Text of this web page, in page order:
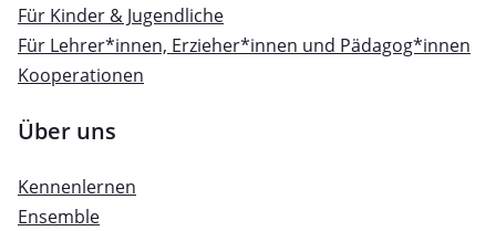
Für Kinder & Jugendliche
Für Lehrer*innen, Erzieher*innen und Pädagog*innen
Kooperationen
Über uns
Kennenlernen
Ensemble